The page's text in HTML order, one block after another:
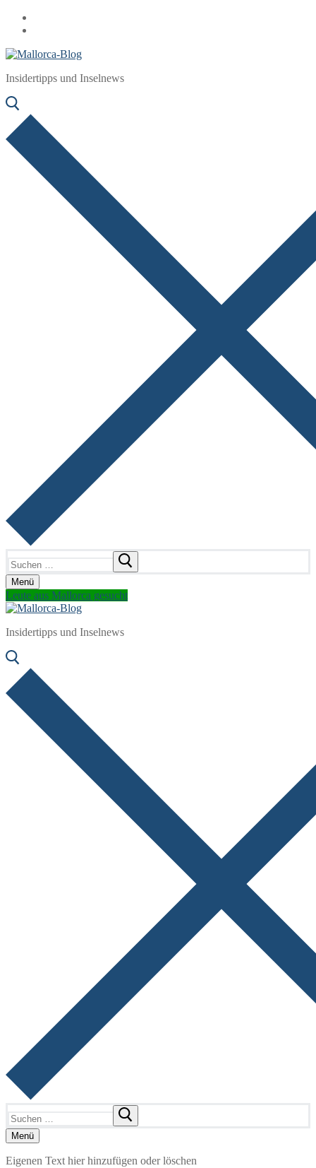
Zum
Inhalt
Menü
Schließen
Insidertipps und Inselnews
nach:
Menü
Leute aus Mallorca gesucht
Insidertipps und Inselnews
nach:
Menü
Eigenen Text hier hinzufügen oder löschen